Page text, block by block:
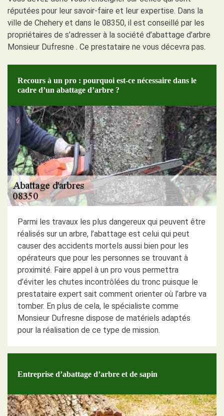
réputées pour leur savoir-faire et leur expertise. Dans la
ville de Chehery et dans le 08350, il est conseillé par les
propriétaires de s’adresser à la société d’abattage d’arbre
Monsieur Dufresne . Ce prestataire ne vous décevra pas.
Recours à un pro : pourquoi est-ce nécessaire dans le
cadre d’un abattage d’arbre ?
Parmi les travaux les plus dangereux qui peuvent être
réalisés sur un arbre, l’abattage est celui qui peut
causer des accidents mortels aussi bien pour les
opérateurs que pour les personnes se trouvant à
proximité. Faire appel à un pro vous permettra
d’éviter les chutes incontrôlées du tronc puisque le
prestataire expert sait comment orienter où l’arbre va
tomber. En plus de cela, le spécialiste comme
Monsieur Dufresne dispose de matériels adaptés
pour la réalisation de ce type de mission.
Entreprise d’abattage d’arbre et de sapin